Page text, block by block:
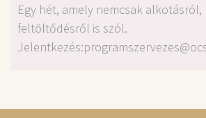
Egy hét, amely nemcsak alkotásról,
feltöltődésről is szól.